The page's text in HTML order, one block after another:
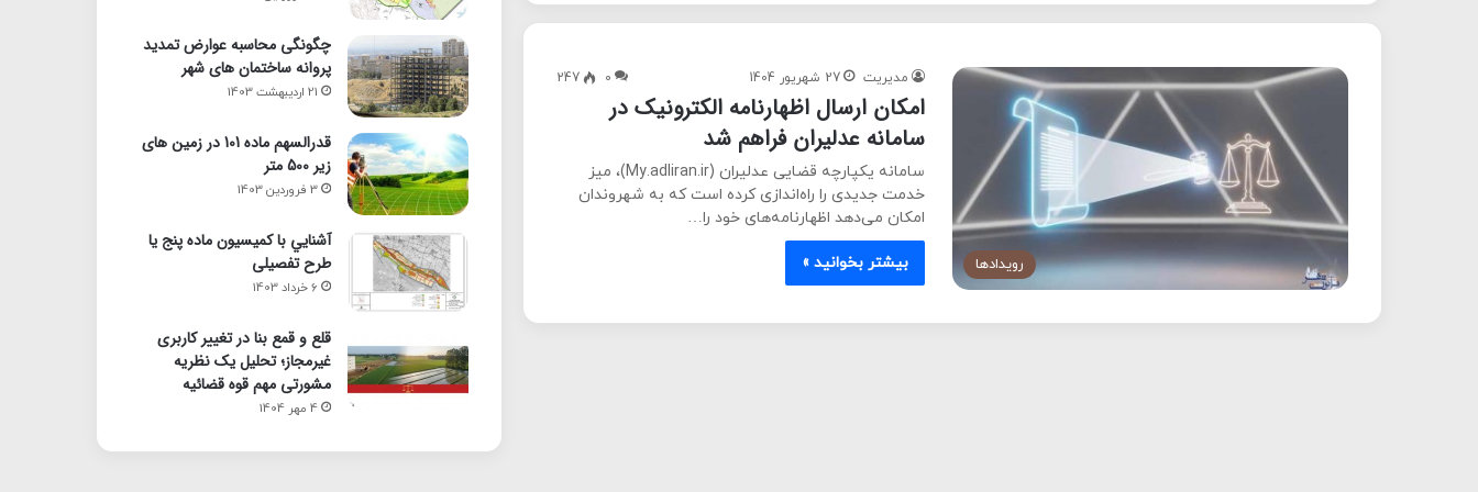
رویدادها
مدیریت 27 شهریور 1404 0
247
امکان ارسال اظهارنامه الکترونیک در
سامانه عدلیران فراهم شد
سامانه یکپارچه قضایی عدلیران (My.adliran.ir)، میز
خدمت جدیدی را راه‌اندازی کرده است که به شهروندان
امکان می‌دهد اظهارنامه‌های خود را…
بیشتر بخوانید »
چگونگی محاسبه عوارض تمدید
پروانه ساختمان های شهر
21 اردیبهشت 1403
قدرالسهم ماده 101 در زمین های
زیر 500 متر
3 فروردین 1403
آشنايي با كميسيون ماده پنج یا
طرح تفصیلی
6 خرداد 1403
قلع و قمع بنا در تغییر کاربری
غیرمجاز؛ تحلیل یک نظریه
مشورتی مهم قوه قضائیه
4 مهر 1404